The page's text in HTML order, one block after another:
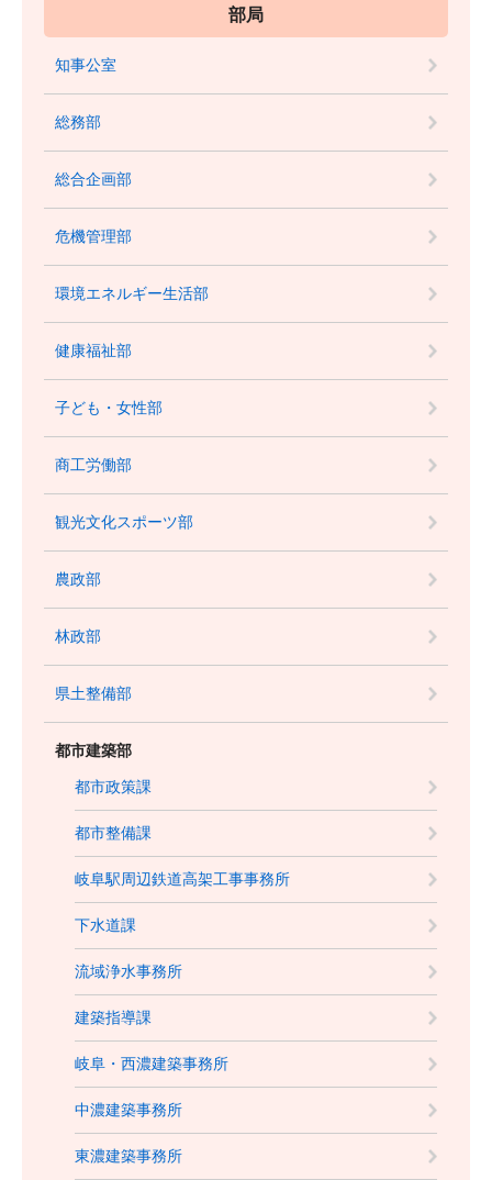
部局
知事公室
総務部
総合企画部
危機管理部
環境エネルギー生活部
健康福祉部
子ども・女性部
商工労働部
観光文化スポーツ部
農政部
林政部
県土整備部
都市建築部
都市政策課
都市整備課
岐阜駅周辺鉄道高架工事事務所
下水道課
流域浄水事務所
建築指導課
岐阜・西濃建築事務所
中濃建築事務所
東濃建築事務所